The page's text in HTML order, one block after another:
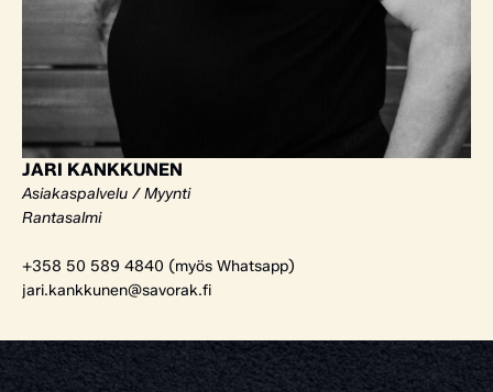
JARI KANKKUNEN
Asiakaspalvelu / Myynti
Rantasalmi
+358 50 589 4840 (myös Whatsapp)
jari.kankkunen@savorak.fi